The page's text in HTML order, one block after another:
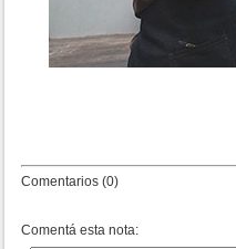
Comentarios (0)
Comentá esta nota: